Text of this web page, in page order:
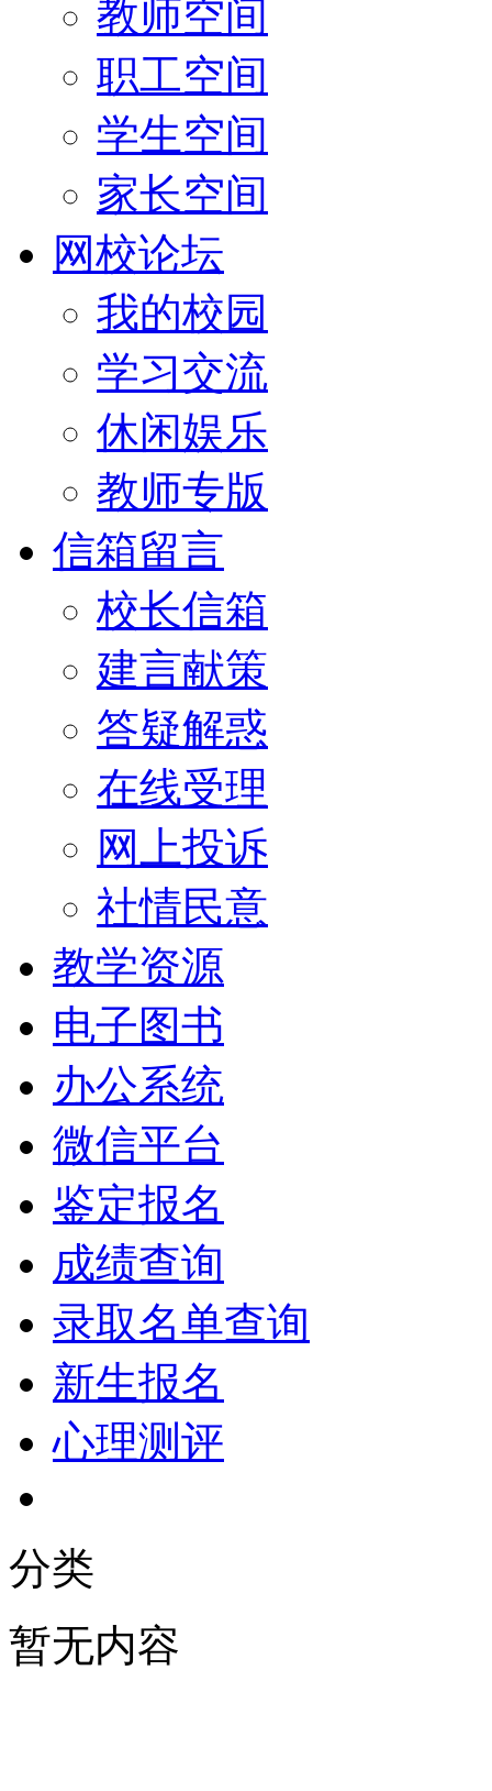
教师空间
职工空间
学生空间
家长空间
网校论坛
我的校园
学习交流
休闲娱乐
教师专版
信箱留言
校长信箱
建言献策
答疑解惑
在线受理
网上投诉
社情民意
教学资源
电子图书
办公系统
微信平台
鉴定报名
成绩查询
录取名单查询
新生报名
心理测评
分类
暂无内容